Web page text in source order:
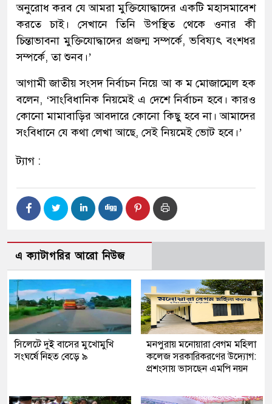
অনুরোধ করব যে আমরা মুক্তিযোদ্ধাদের একটি মহাসমাবেশ
করতে চাই। সেখানে তিনি উপস্থিত থেকে ওনার কী
চিন্তাভাবনা মুক্তিযোদ্ধাদের প্রজন্ম সম্পর্কে, ভবিষ্যৎ বংশধর
সম্পর্কে, তা শুনব।’
আগামী জাতীয় সংসদ নির্বাচন নিয়ে আ ক ম মোজাম্মেল হক
বলেন, ‘সাংবিধানিক নিয়মেই এ দেশে নির্বাচন হবে। কারও
কোনো মামাবাড়ির আবদারে কোনো কিছু হবে না। আমাদের
সংবিধানে যে কথা লেখা আছে, সেই নিয়মেই ভোট হবে।’
ট্যাগ :
এ ক্যাটাগরির আরো নিউজ
সিলেটে দুই বাসের মুখোমুখি
সংঘর্ষে নিহত বেড়ে ৯
মনপুরায় মনোয়ারা বেগম মহিলা
কলেজ সরকারিকরণের উদ্যোগ:
প্রশংসায় ভাসছেন এমপি নয়ন